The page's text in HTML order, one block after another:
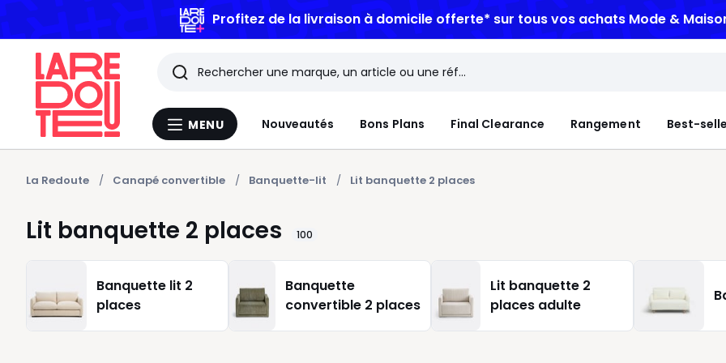
Profitez de la livraison à domicile offerte* sur tous vos achats Mode &
Menu
MENU Nouveautés Bons Plans Final Clearance Rangement Best-
Rechercher
Les
derniers
articles
consultés
La Redoute Canapé convertible Banquette-lit Lit banquette 2 places
Lit banquette 2 places 100
Banquette lit 2
places
Banquette
convertible 2 places
Lit banquette 2
places adulte